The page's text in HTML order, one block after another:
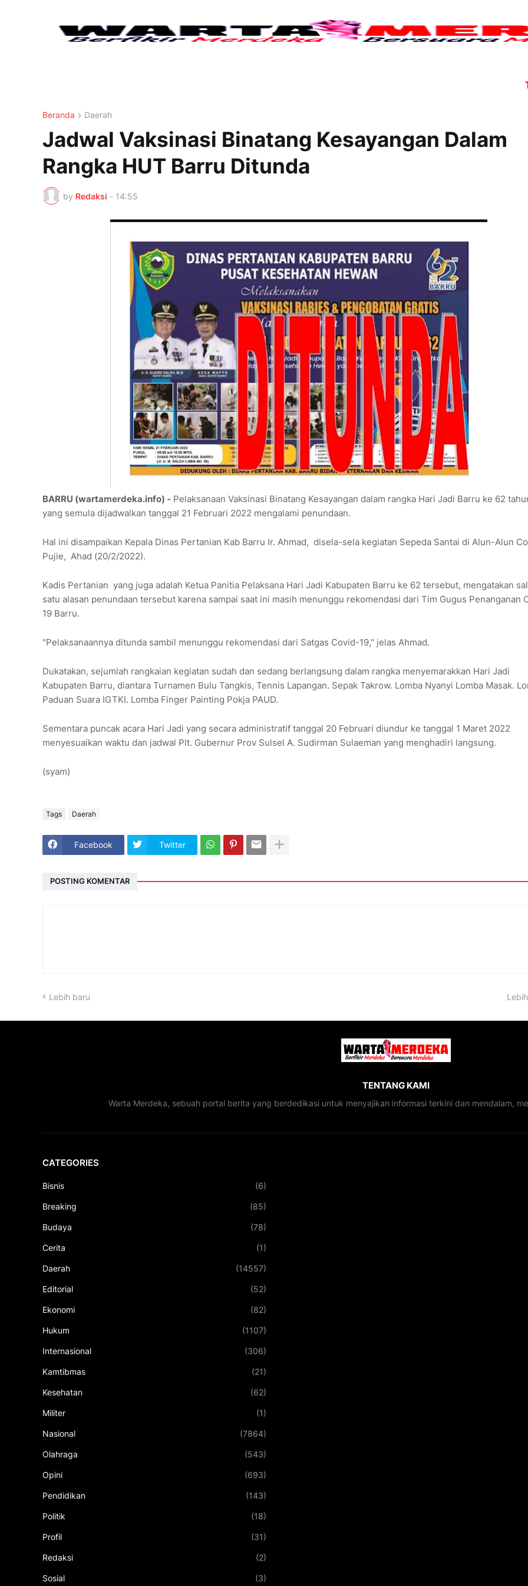
Beranda Daerah
Jadwal Vaksinasi Binatang Kesayangan Dalam
Rangka HUT Barru Ditunda
by Redaksi - 14:55
BARRU (wartamerdeka.info) - Pelaksanaan Vaksinasi Binatang Kesayangan dalam rangka Hari Jadi Barru ke 62
yang semula dijadwalkan tanggal 21 Februari 2022 mengalami penundaan.
Hal ini disampaikan Kepala Dinas Pertanian Kab Barru Ir. Ahmad, disela-sela kegiatan Sepeda Santai di Alun-Alun
Pujie, Ahad (20/2/2022).
Kadis Pertanian yang juga adalah Ketua Panitia Pelaksana Hari Jadi Kabupaten Barru ke 62 tersebut, mengatakan
satu alasan penundaan tersebut karena sampai saat ini masih menunggu rekomendasi dari Tim Gugus Penanganan
19 Barru.
"Pelaksanaannya ditunda sambil menunggu rekomendasi dari Satgas Covid-19," jelas Ahmad.
Dukatakan, sejumlah rangkaian kegiatan sudah dan sedang berlangsung dalam rangka menyemarakkan Hari Jadi
Kabupaten Barru, diantara Turnamen Bulu Tangkis, Tennis Lapangan. Sepak Takrow. Lomba Nyanyi Lomba Masak.
Paduan Suara IGTKI. Lomba Finger Painting Pokja PAUD.
Sementara puncak acara Hari Jadi yang secara administratif tanggal 20 Februari diundur ke tanggal 1 Maret 2022
menyesuaikan waktu dan jadwal Plt. Gubernur Prov Sulsel A. Sudirman Sulaeman yang menghadiri langsung.
(syam)
Tags Daerah
Facebook Twitter
POSTING KOMENTAR
Lebih baru
TENTANG KAMI
Warta Merdeka, sebuah portal berita yang berdedikasi untuk menyajikan informasi terkini dan mendalam,
CATEGORIES
Bisnis (6)
Breaking (85)
Budaya (78)
Cerita (1)
Daerah (14557)
Editorial (52)
Ekonomi (82)
Hukum (1107)
Internasional (306)
Kamtibmas (21)
Kesehatan (62)
Militer (1)
Nasional (7864)
Olahraga (543)
Opini (693)
Pendidikan (143)
Politik (18)
Profil (31)
Redaksi (2)
Sosial (3)